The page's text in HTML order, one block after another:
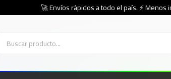
🚀 Envíos rápidos a todo el país. ⚡ Menos